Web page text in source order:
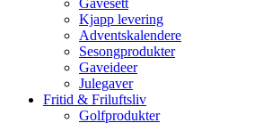
Gavesett
Kjapp levering
Adventskalendere
Sesongprodukter
Gaveideer
Julegaver
Fritid & Friluftsliv
Golfprodukter